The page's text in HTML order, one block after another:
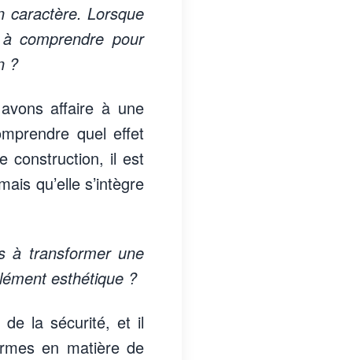
caractère. Lorsque
comprendre pour
?
affaire à une
quel effet
construction, il est
qu’elle s’intègre
à transformer une
esthétique ?
de la sécurité, et il
en matière de